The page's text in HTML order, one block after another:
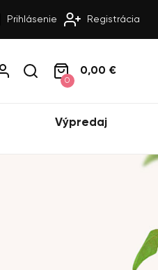
Prihlásenie Registrácia
0
0,00 €
Výpredaj